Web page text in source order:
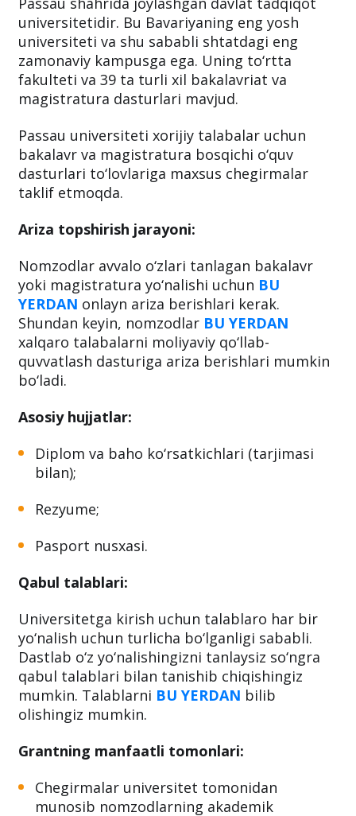
Passau universiteti1973-yilda tashkil etilgan
bo‘lib, Germaniyaning Quyi Bavariya hududi,
Passau shahrida joylashgan davlat tadqiqot
universitetidir. Bu Bavariyaning eng yosh
universiteti va shu sababli shtatdagi eng
fakulteti va 39 ta turli xil bakalavriat va
magistratura dasturlari mavjud.
Passau universiteti xorijiy talabalar uchun
dasturlari to‘lovlariga maxsus chegirmalar
Ariza topshirish jarayoni:
Nomzodlar avvalo o‘zlari tanlagan bakalavr
yoki magistratura yo‘nalishi uchunBU
YERDANonlayn ariza berishlari kerak.
Shundan keyin, nomzodlar
quvvatlash dasturiga ariza berishlari mumkin
Asosiy hujjatlar:
Diplom va baho ko‘rsatkichlari (tarjimasi
Qabul talablari:
Universitetga kirish uchun talablaro har bir
yo‘nalish uchun turlicha bo‘lganligi sababli.
Dastlab o‘z yo‘nalishingizni tanlaysiz so‘ngra
mumkin. TalablarniBU YERDANbilib
Grantning manfaatli tomonlari: